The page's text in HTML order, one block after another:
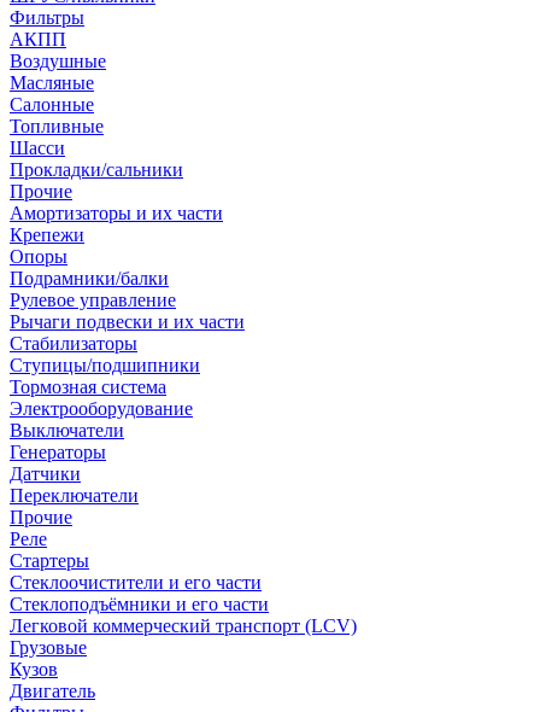
Фильтры
АКПП
Воздушные
Масляные
Салонные
Топливные
Шасси
Прокладки/сальники
Прочие
Амортизаторы и их части
Крепежи
Опоры
Подрамники/балки
Рулевое управление
Рычаги подвески и их части
Стабилизаторы
Ступицы/подшипники
Тормозная система
Электрооборудование
Выключатели
Генераторы
Датчики
Переключатели
Прочие
Реле
Стартеры
Стеклоочистители и его части
Стеклоподъёмники и его части
Легковой коммерческий транспорт (LCV)
Грузовые
Кузов
Двигатель